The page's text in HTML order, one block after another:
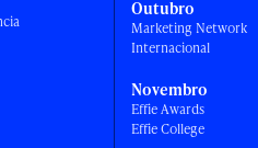
Outubro
Marketing Network
Internacional
Novembro
Effie Awards
Effie College